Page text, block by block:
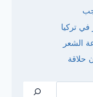
تركيا
الشعر
حلاقة